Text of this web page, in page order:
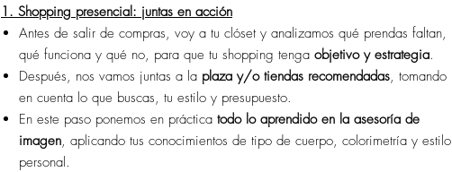
1. Shopping presencial: juntas en acción
Antes de salir de compras, voy a tu clóset y analizamos qué prendas faltan,
qué funciona y qué no, para que tu shopping tenga objetivo y estrategia.
Después, nos vamos juntas a la plaza y/o tiendas recomendadas, tomando
en cuenta lo que buscas, tu estilo y presupuesto.
En este paso ponemos en práctica todo lo aprendido en la asesoría de
imagen, aplicando tus conocimientos de tipo de cuerpo, colorimetría y estilo
personal.